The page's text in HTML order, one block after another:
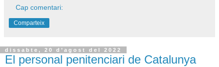
Cap comentari:
Comparteix
dissabte, 20 d’agost del 2022
El personal penitenciari de Catalunya